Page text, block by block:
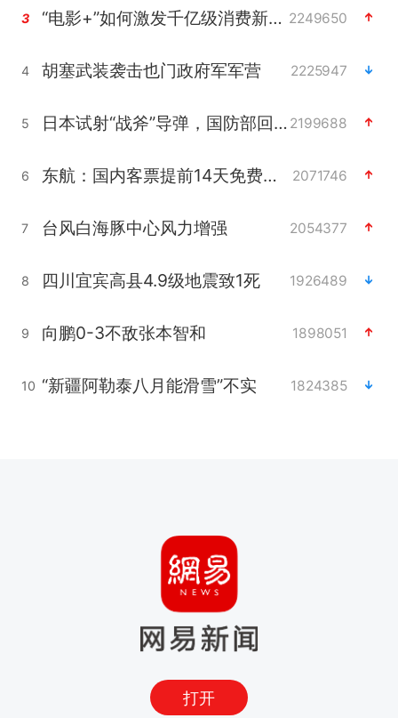
3 “电影+”如何激发千亿级消费新活力？ 2249650
4 胡塞武装袭击也门政府军军营 2225947
5 日本试射“战斧”导弹，国防部回应 2199688
6 东航：国内客票提前14天免费退改 2071746
7 台风白海豚中心风力增强 2054377
8 四川宜宾高县4.9级地震致1死 1926489
9 向鹏0-3不敌张本智和 1898051
10 “新疆阿勒泰八月能滑雪”不实 1824385
打开